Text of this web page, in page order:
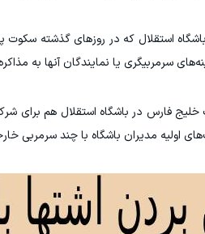
استقلال که در روزهای گذشته
سرمربیگری یا نمایندگان آنها به
خلیج فارس در باشگاه استقلال هم برای
اولیه مدیران باشگاه با چند سرمربی